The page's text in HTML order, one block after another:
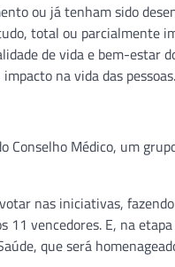
ou já tenham sido
total ou parcialmente
de vida e bem-estar
na vida das pessoas.
Conselho Médico, um
nas iniciativas,
11 vencedores. E, na
que será